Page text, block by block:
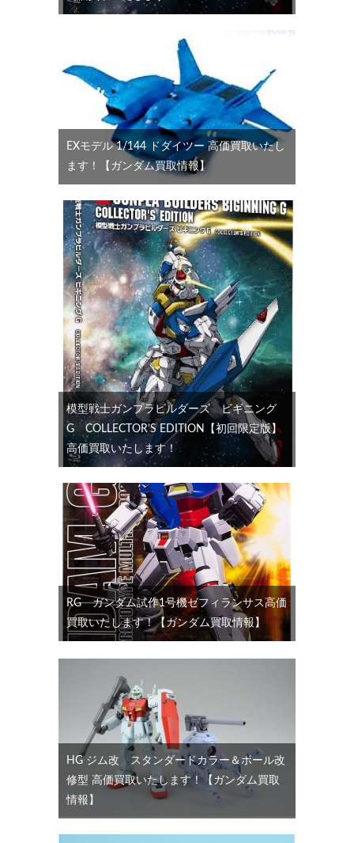
EXモデル 1/144 ドダイツー 高価買取いたし
ます！【ガンダム買取情報】
模型戦士ガンプラビルダーズ ビギニング
G COLLECTOR’S EDITION【初回限定版】
高価買取いたします！
RG ガンダム試作1号機ゼフィランサス高価
買取いたします！【ガンダム買取情報】
HG ジム改 スタンダードカラー＆ボール改
修型 高価買取いたします！【ガンダム買取
情報】